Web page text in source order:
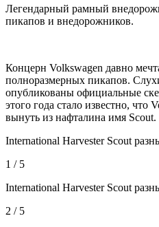
Легендарный рамный
пикапов и внедорожников.
Концерн Volkswagen давно
полноразмерных пикапов.
опубликованы официальные
этого года стало известно,
вынуть из нафталина имя Scout.
International Harvester Scout
1 / 5
International Harvester Scout
2 / 5